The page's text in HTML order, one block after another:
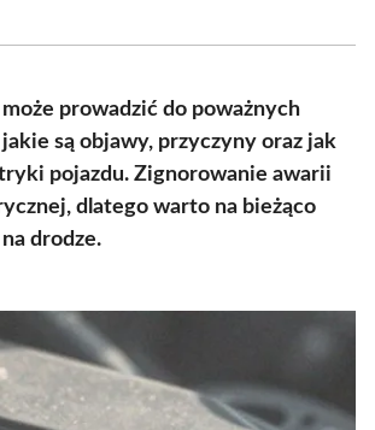
(Twitter)
prowadzić do poważnych
są objawy, przyczyny oraz jak
pojazdu. Zignorowanie awarii
dlatego warto na bieżąco
drodze.